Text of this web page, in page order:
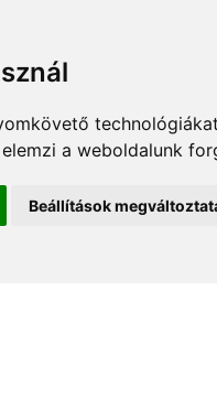
a weboldalunk
Beállítások